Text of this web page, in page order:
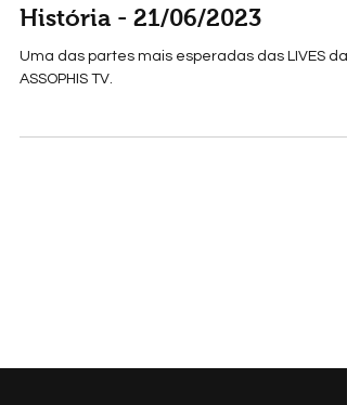
História - 21/06/2023
Uma das partes mais esperadas das LIVES da
ASSOPHIS TV.